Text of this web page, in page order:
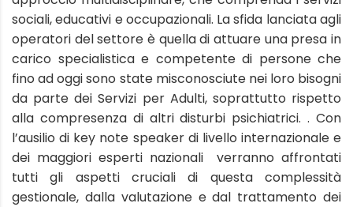
sociali, educativi e occupazionali. La sfida lanciata agli
operatori del settore è quella di attuare una presa in
carico specialistica e competente di persone che
fino ad oggi sono state misconosciute nei loro bisogni
da parte dei Servizi per Adulti, soprattutto rispetto
alla compresenza di altri disturbi psichiatrici. . Con
l’ausilio di key note speaker di livello internazionale e
dei maggiori esperti nazionali verranno affrontati
tutti gli aspetti cruciali di questa complessità
gestionale, dalla valutazione e dal trattamento dei